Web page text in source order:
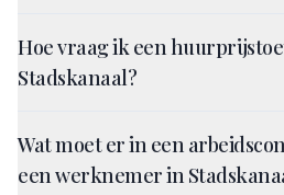
Hoe vraag ik een
Stadskanaal?
Wat moet er in een
een werknemer in